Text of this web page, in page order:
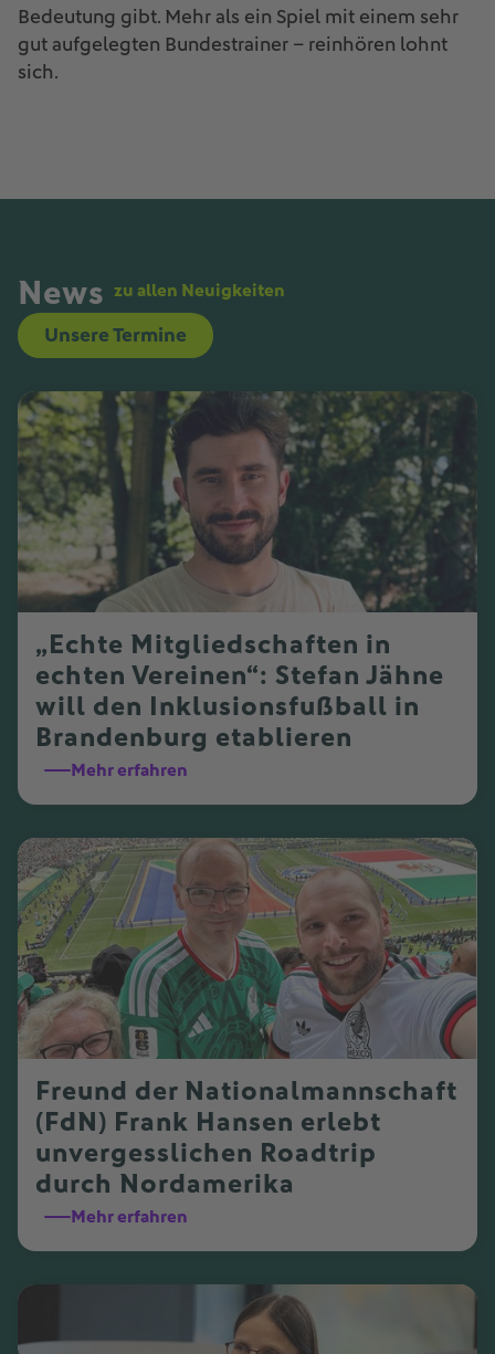
Bedeutung gibt. Mehr als ein Spiel mit einem sehr
gut aufgelegten Bundestrainer – reinhören lohnt
sich.
News zu allen Neuigkeiten
Unsere Termine
„Echte Mitgliedschaften in
echten Vereinen“: Stefan Jähne
will den Inklusionsfußball in
Brandenburg etablieren
Mehr erfahren
Freund der Nationalmannschaft
(FdN) Frank Hansen erlebt
unvergesslichen Roadtrip
durch Nordamerika
Mehr erfahren